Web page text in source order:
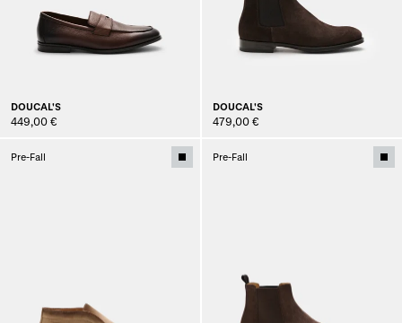
DOUCAL'S
449,00 €
DOUCAL'S
479,00 €
Pre-Fall Pre-Fall